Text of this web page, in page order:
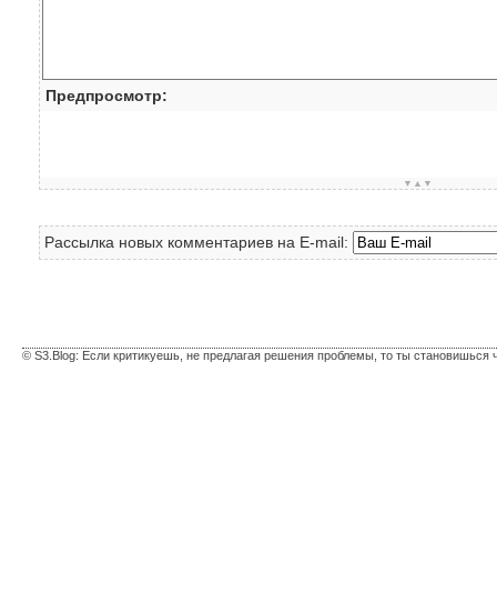
Предпросмотр:
▼▲▼
Рассылка новых комментариев на E-mail:
© S3.Blog: Если критикуешь, не предлагая решения проблемы, то ты становишься